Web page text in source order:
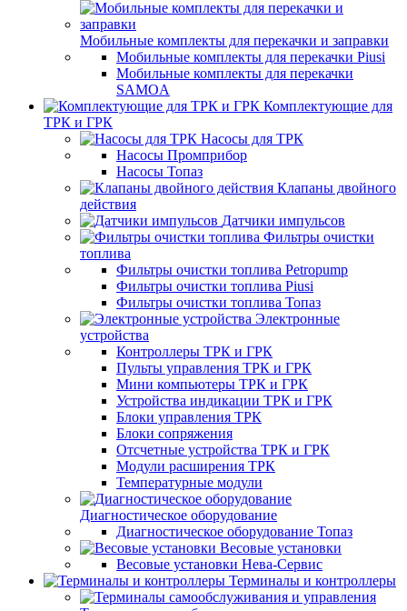
Мобильные комплекты для перекачки и заправки
Мобильные комплекты для перекачки Piusi
Мобильные комплекты для перекачки
SAMOA
Комплектующие для
ТРК и ГРК
Насосы для ТРК
Насосы Промприбор
Насосы Топаз
Клапаны двойного
действия
Датчики импульсов
Фильтры очистки
топлива
Фильтры очистки топлива Petropump
Фильтры очистки топлива Piusi
Фильтры очистки топлива Топаз
Электронные
устройства
Контроллеры ТРК и ГРК
Пульты управления ТРК и ГРК
Мини компьютеры ТРК и ГРК
Устройства индикации ТРК и ГРК
Блоки управления ТРК
Блоки сопряжения
Отсчетные устройства ТРК и ГРК
Модули расширения ТРК
Температурные модули
Диагностическое оборудование
Диагностическое оборудование Топаз
Весовые установки
Весовые установки Нева-Сервис
Терминалы и контроллеры